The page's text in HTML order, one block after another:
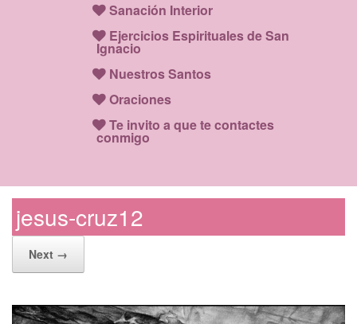
Sanación Interior
Ejercicios Espirituales de San
Ignacio
Nuestros Santos
Oraciones
Te invito a que te contactes
conmigo
jesus-cruz12
Next →